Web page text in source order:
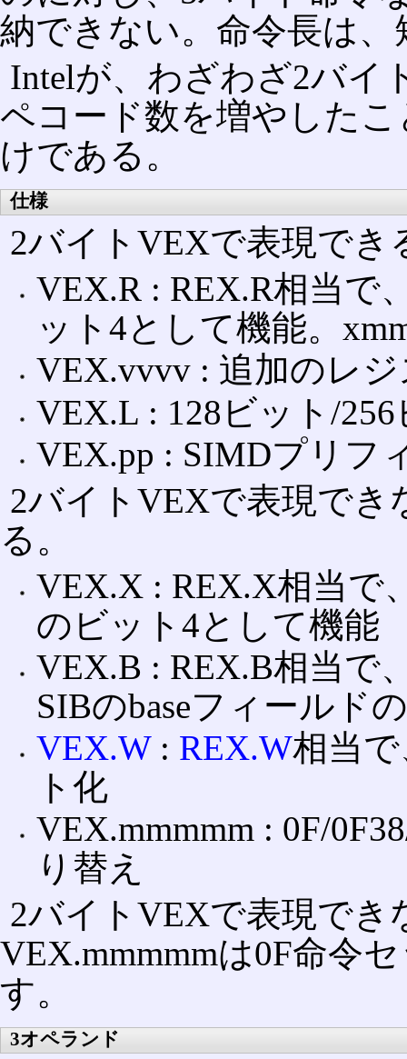
納できない。命令長は
Intelが、わざわざ2バイ
ペコード数を増やした
けである。
仕様
2バイトVEXで表現でき
VEX.R : REX.R相当で
ット4として機能。
VEX.vvvv : 追加のレ
VEX.L : 128ビット/
VEX.pp : SIMDプリフ
2バイトVEXで表現で
る。
VEX.X : REX.X相当で
のビット4として機能
VEX.B : REX.B相当で
SIBのbaseフィールド
VEX.W: REX.W相当
ト化
VEX.mmmmm : 0F/
り替え
2バイトVEXで表現でき
VEX.mmmmmは0F命令
す。
3オペランド